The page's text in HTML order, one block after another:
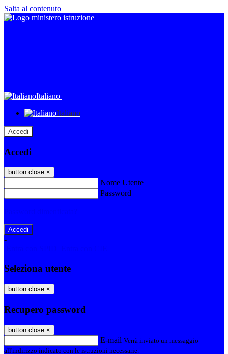
Salta al contenuto
Italiano
Italiano
Accedi
Accedi
button close ×
Nome Utente
Password
-
Seleziona utente
button close ×
Recupero password
button close ×
E-mail Verrà inviato un messaggio
all'indirizzo indicato con le istruzioni necessarie.